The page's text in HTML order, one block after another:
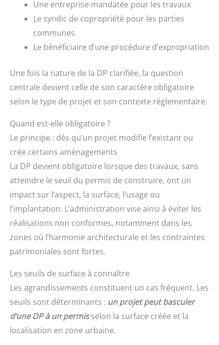
Une entreprise mandatée pour les travaux
Le syndic de copropriété pour les parties
communes
Le bénéficiaire d’une procédure d’expropriation
Une fois la nature de la DP clarifiée, la question
centrale devient celle de son caractère obligatoire
selon le type de projet et son contexte réglementaire.
Quand est-elle obligatoire ?
Le principe : dès qu’un projet modifie l’existant ou
crée certains aménagements
La DP devient obligatoire lorsque des travaux, sans
atteindre le seuil du permis de construire, ont un
impact sur l’aspect, la surface, l’usage ou
l’implantation. L’administration vise ainsi à éviter les
réalisations non conformes, notamment dans les
zones où l’harmonie architecturale et les contraintes
patrimoniales sont fortes.
Les seuils de surface à connaître
Les agrandissements constituent un cas fréquent. Les
seuils sont déterminants : un projet peut basculer
d’une DP à un permisselon la surface créée et la
localisation en zone urbaine.